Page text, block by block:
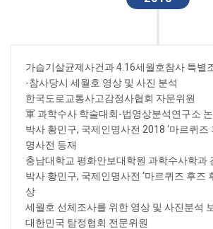
가습기살균제사건과 4.16세월호참사 특별
-참사당시 세월호 영상 및 사진 분석
한국도로교통사고감정사협회 자문위원
軍 과학수사 학술대회-법영상분석연구소
박사 황민구, 국제인명사전 2018 ‘마르퀴즈
명사전 등재
충남대학교 평화안보대학원 과학수사학과
박사 황민구, 국제인명사전 ‘마르퀴즈 후즈
상
세월호 선체조사를 위한 영상 및 사진분석
대한민국 탐정협회 전문위원